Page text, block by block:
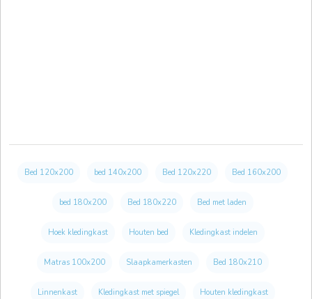
Bed 120x200 bed 140x200 Bed 120x220 Bed 160x200
bed 180x200 Bed 180x220 Bed met laden
Hoek kledingkast Houten bed Kledingkast indelen
Matras 100x200 Slaapkamerkasten Bed 180x210
Linnenkast Kledingkast met spiegel Houten kledingkast